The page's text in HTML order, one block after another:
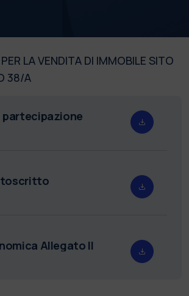
LA VENDITA DI IMMOBILE SITO
38/A
partecipazione
Allegato II